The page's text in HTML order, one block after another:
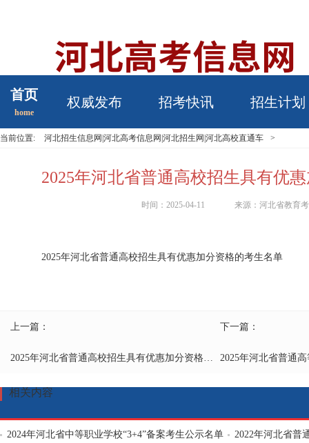
首页
home
权威发布 招考快讯 招生计划
当前位置: 河北招生信息网|河北高考信息网|河北招生网|河北高校直通车 >
2025年河北省普通高校招生具有优
时间：2025-04-11 来源：河北省教育
2025年河北省普通高校招生具有优惠加分资格的考生名单
上一篇：
2025年河北省普通高校招生具有优惠加分资格考生补充公示名单
下一篇：
相关内容
2024年河北省中等职业学校“3+4”备案考生公示名单
2022年河北省普